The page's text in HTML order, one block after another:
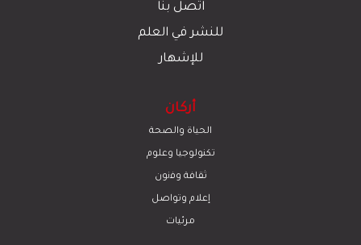
اتصل بنا
للنشر في العلم
للإشهار
أركان
الحياة والصحة
تكنولوجيا وعلوم
ﺛﻘﺎﻓﺔ وﻓﻧون
إعلام وتواصل
مرئيات